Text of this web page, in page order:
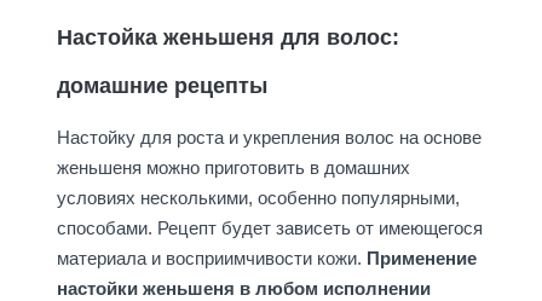
Настойка женьшеня для волос:
домашние рецепты
Настойку для роста и укрепления волос на основе
женьшеня можно приготовить в домашних
условиях несколькими, особенно популярными,
способами. Рецепт будет зависеть от имеющегося
материала и восприимчивости кожи. Применение
настойки женьшеня в любом исполнении